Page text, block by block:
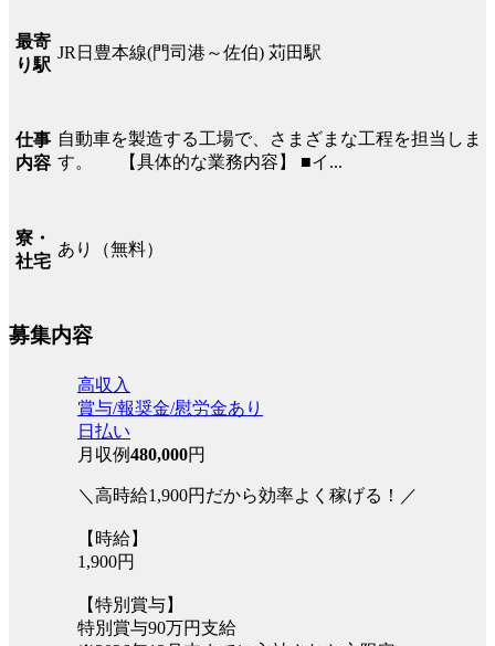
最寄
り駅
JR日豊本線(門司港～佐伯) 苅田駅
仕事
内容
自動車を製造する工場で、さまざまな工程を担当しま
す。 【具体的な業務内容】 ■イ...
寮・
社宅
あり（無料）
募集内容
高収入
賞与/報奨金/慰労金あり
日払い
月収例480,000円
＼高時給1,900円だから効率よく稼げる！／
【時給】
1,900円
【特別賞与】
特別賞与90万円支給